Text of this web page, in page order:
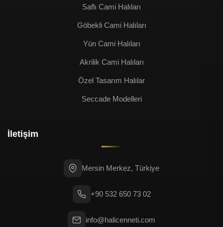
Saflı Cami Halıları
Göbekli Cami Halıları
Yün Cami Halıları
Akrilik Cami Halıları
Özel Tasarım Halılar
Seccade Modelleri
İletişim
Mersin Merkez, Türkiye
+90 532 650 73 02
info@halicenneti.com